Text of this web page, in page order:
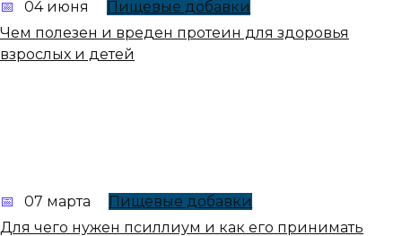
04 июня
Пищевые добавки
Чем полезен и вреден протеин для здоровья
взрослых и детей
07 марта
Пищевые добавки
Для чего нужен псиллиум и как его принимать